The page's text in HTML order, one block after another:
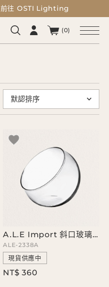
前往 OSTI Lighting
前往 OSTI Lighting
(0)
A.L.E Import 斜口玻璃器皿
ALE-2338A
現貨供應中
NT$ 360